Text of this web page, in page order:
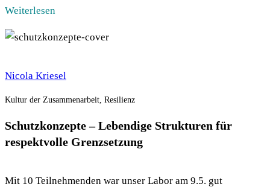
Arbeit mit Kindern und Jugendlichen ist […]
Weiterlesen
Nicola Kriesel
Kultur der Zusammenarbeit, Resilienz
Schutzkonzepte – Lebendige Strukturen für
respektvolle Grenzsetzung
Mit 10 Teilnehmenden war unser Labor am 9.5. gut